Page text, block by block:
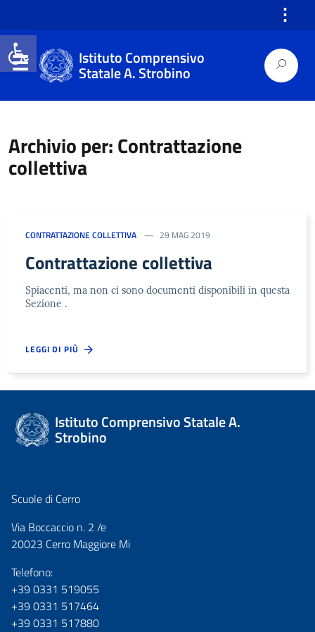
Open toolbar
⋮
Istituto Comprensivo
Statale A. Strobino
Archivio per: Contrattazione
collettiva
CONTRATTAZIONE COLLETTIVA 29 MAG 2019
Contrattazione collettiva
Spiacenti, ma non ci sono documenti disponibili in questa
Sezione .
LEGGI DI PIÙ
Istituto Comprensivo Statale A.
Strobino
Scuole di Cerro
Via Boccaccio n. 2 /e
20023 Cerro Maggiore Mi
Telefono:
+39 0331 519055
+39 0331 517464
+39 0331 517880